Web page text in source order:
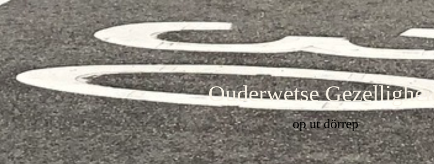
Ouderwetse
op ut dörrep